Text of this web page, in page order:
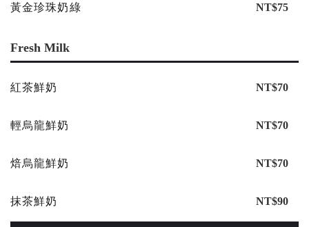
黃金珍珠奶綠 NT$75
Fresh Milk
紅茶鮮奶 NT$70
輕烏龍鮮奶 NT$70
焙烏龍鮮奶 NT$70
抹茶鮮奶 NT$90